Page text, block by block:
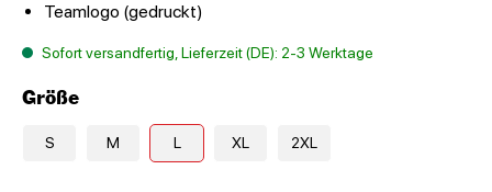
Teamlogo (gedruckt)
Sofort versandfertig, Lieferzeit (DE): 2-3 Werktage
Größe
S M L XL 2XL